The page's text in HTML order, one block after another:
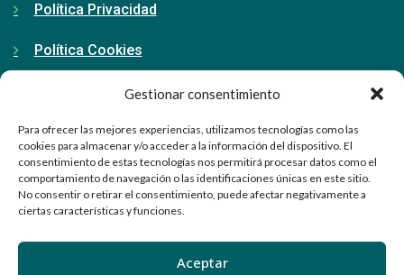
Gestionar consentimiento
Para ofrecer las mejores experiencias, utilizamos tecnologías como las
cookies para almacenar y/o acceder a la información del dispositivo. El
consentimiento de estas tecnologías nos permitirá procesar datos como el
comportamiento de navegación o las identificaciones únicas en este sitio.
No consentir o retirar el consentimiento, puede afectar negativamente a
ciertas características y funciones.
Aceptar
Política Privacidad
Política Cookies
Contacto
91 798 71 15
info@ellabrador.es